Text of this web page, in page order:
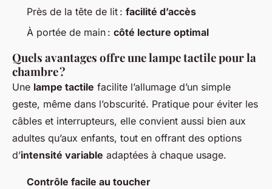
Près de la tête de lit : facilité d’accès
À portée de main : côté lecture optimal
Quels avantages offre une lampe tactile pour la
chambre ?
Une lampe tactile facilite l’allumage d’un simple
geste, même dans l’obscurité. Pratique pour éviter les
câbles et interrupteurs, elle convient aussi bien aux
adultes qu’aux enfants, tout en offrant des options
d’intensité variable adaptées à chaque usage.
Contrôle facile au toucher